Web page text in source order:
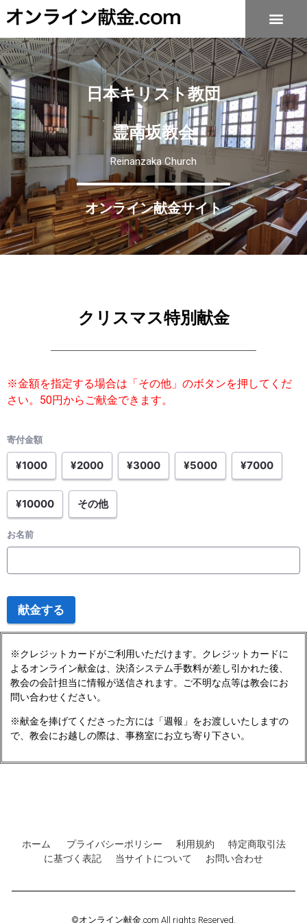
日本キリスト教団
霊南坂教会
Reinanzaka Church
オンライン献金サイト
クリスマス特別献金
※金額を指定する場合は「その他」のボタンを押してくだ
さい。50円からご献金できます。
寄付金額
¥1000 ¥2000 ¥3000 ¥5000 ¥7000
¥10000 その他
お名前
献金する
※クレジットカードがご利用いただけます。クレジットカードに
よるオンライン献金は、決済システム手数料が差し引かれた後、
教会の会計担当に情報が送信されます。ご不明な点等は教会にお
問い合わせください。
※献金を捧げてくださった方には「週報」をお渡しいたしますの
で、教会にお越しの際は、事務室にお立ち寄り下さい。
ホーム プライバシーポリシー 利用規約
特定商取引法
に基づく表記
当サイトについて お問い合わせ
©オンライン献金.com All rights Reserved.